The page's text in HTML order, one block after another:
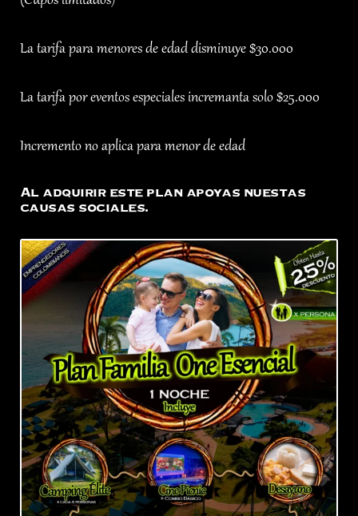
La tarifa para menores de edad disminuye $30.000
La tarifa por eventos especiales incremanta solo $25.000
Incremento no aplica para menor de edad
Al adquirir este plan apoyas nuestas
causas sociales.